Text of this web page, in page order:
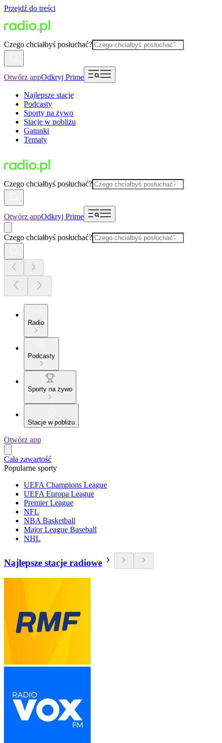
Przejdź do treści
Czego chciałbyś posłuchać?
Otwórz appOdkryj Prime
Najlepsze stacje
Podcasty
Sporty na żywo
Stacje w pobliżu
Gatunki
Tematy
Czego chciałbyś posłuchać?
Otwórz appOdkryj Prime
Czego chciałbyś posłuchać?
Radio
Podcasty
Sporty na żywo
Stacje w pobliżu
Otwórz app
Cała zawartość
Popularne sporty
UEFA Champions League
UEFA Europa League
Premier League
NFL
NBA Basketball
Major League Baseball
NHL
Najlepsze stacje radiowe